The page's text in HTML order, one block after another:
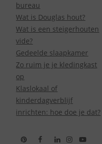
bureau
Wat is Douglas hout?
Wat is een steigerhouten
vide?
Gedeelde slaapkamer
Zo ruim je je kledingkast
op
Klaslokaal of
kinderdagverblijf
inrichten: hoe doe je dat?